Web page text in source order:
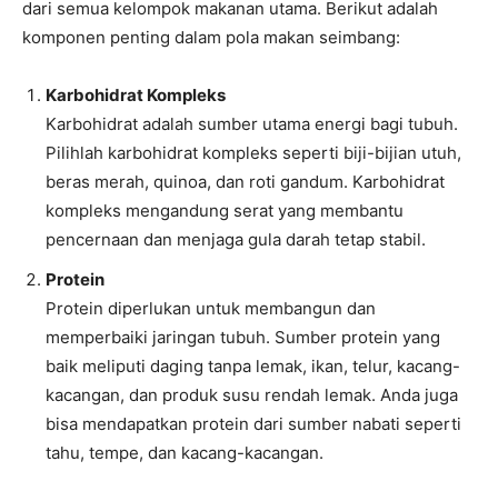
dari semua kelompok makanan utama. Berikut adalah
komponen penting dalam pola makan seimbang:
Karbohidrat Kompleks
Karbohidrat adalah sumber utama energi bagi tubuh.
Pilihlah karbohidrat kompleks seperti biji-bijian utuh,
beras merah, quinoa, dan roti gandum. Karbohidrat
kompleks mengandung serat yang membantu
pencernaan dan menjaga gula darah tetap stabil.
Protein
Protein diperlukan untuk membangun dan
memperbaiki jaringan tubuh. Sumber protein yang
baik meliputi daging tanpa lemak, ikan, telur, kacang-
kacangan, dan produk susu rendah lemak. Anda juga
bisa mendapatkan protein dari sumber nabati seperti
tahu, tempe, dan kacang-kacangan.